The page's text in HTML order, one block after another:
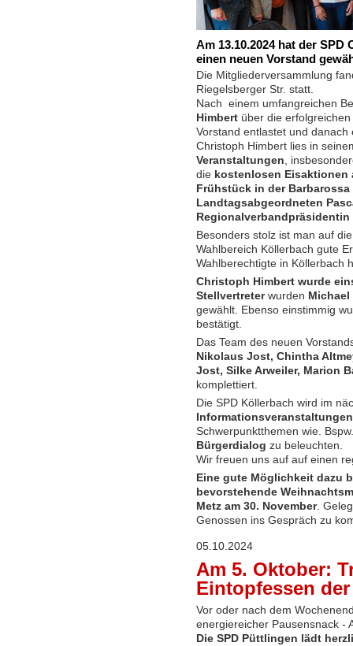
Am 13.10.2024 hat der
einen neuen Vorstand
Die Mitgliederversammlung
Riegelsberger Str. statt.
Nach einem umfangreichen
Himbert über die
Vorstand entlastet und
Christoph Himbert lies in
Veranstaltungen,
die kostenlosen
Frühstück in der
Landtagsabgeordneten
Besonders stolz ist man auf
Wahlbereich Köllerbach gute
Wahlberechtigte in Köllerbach
Christoph Himbert wurde
Stellvertreter wurden
gewählt. Ebenso einstimmig
bestätigt.
Das Team des neuen
Nikolaus Jost, Chintha
Jost, Silke Arweiler, Marion
komplettiert.
Die SPD Köllerbach wird im
Schwerpunktthemen wie.
Bürgerdialog zu beleuchten.
Wir freuen uns auf auf einen
Eine gute Möglichkeit dazu
bevorstehende
Metz am 30. November.
Genossen ins Gespräch zu
05.10.2024
Am 5. Oktober:
Eintopfessen der
Vor oder nach dem
energiereicher Pausensnack -
Die SPD Püttlingen lädt